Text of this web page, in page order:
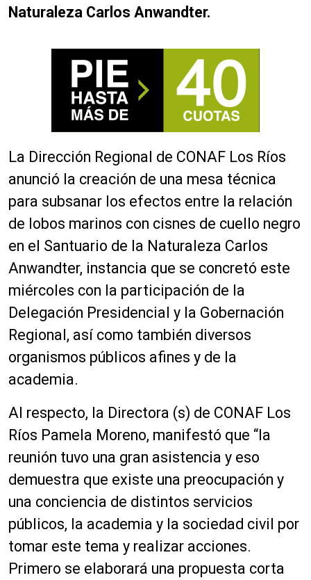
Naturaleza Carlos Anwandter.
La Dirección Regional de CONAF Los Ríos
anunció la creación de una mesa técnica
para subsanar los efectos entre la relación
de lobos marinos con cisnes de cuello negro
en el Santuario de la Naturaleza Carlos
Anwandter, instancia que se concretó este
miércoles con la participación de la
Delegación Presidencial y la Gobernación
Regional, así como también diversos
organismos públicos afines y de la
academia.
Al respecto, la Directora (s) de CONAF Los
Ríos Pamela Moreno, manifestó que “ la
reunión tuvo una gran asistencia y eso
demuestra que existe una preocupación y
una conciencia de distintos servicios
públicos, la academia y la sociedad civil por
tomar este tema y realizar acciones.
Primero se elaborará una propuesta corta